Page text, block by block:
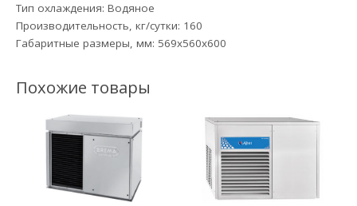
Тип охлаждения: Водяное
Производительность, кг/сутки: 160
Габаритные размеры, мм: 569x560x600
Похожие товары